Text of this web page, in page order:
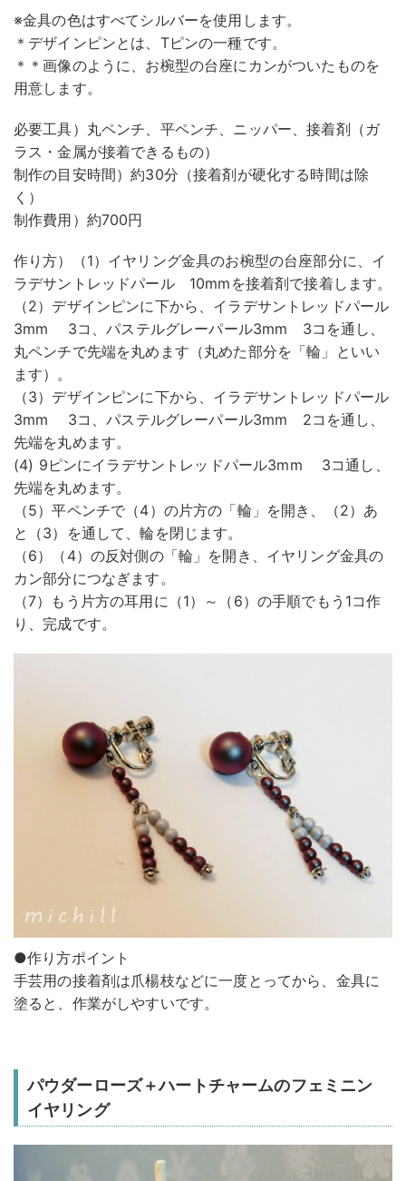
※金具の色はすべてシルバーを使用します。
＊デザインピンとは、Tピンの一種です。
＊＊画像のように、お椀型の台座にカンがついたものを
用意します。
必要工具）丸ペンチ、平ペンチ、ニッパー、接着剤（ガ
ラス・金属が接着できるもの）
制作の目安時間）約30分（接着剤が硬化する時間は除
く）
制作費用）約700円
作り方）（1）イヤリング金具のお椀型の台座部分に、イ
ラデサントレッドパール 10mmを接着剤で接着します。
（2）デザインピンに下から、イラデサントレッドパール
3mm 3コ、パステルグレーパール3mm 3コを通し、
丸ペンチで先端を丸めます（丸めた部分を「輪」といい
ます）。
（3）デザインピンに下から、イラデサントレッドパール
3mm 3コ、パステルグレーパール3mm 2コを通し、
先端を丸めます。
(4) 9ピンにイラデサントレッドパール3mm 3コ通し、
先端を丸めます。
（5）平ペンチで（4）の片方の「輪」を開き、（2）あ
と（3）を通して、輪を閉じます。
（6）（4）の反対側の「輪」を開き、イヤリング金具の
カン部分につなぎます。
（7）もう片方の耳用に（1）～（6）の手順でもう1コ作
り、完成です。
●作り方ポイント
手芸用の接着剤は爪楊枝などに一度とってから、金具に
塗ると、作業がしやすいです。
パウダーローズ＋ハートチャームのフェミニン
イヤリング